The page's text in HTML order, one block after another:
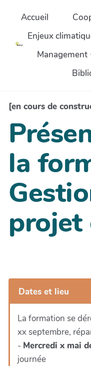
Aller au contenu
Accueil
Enjeux
Management
[en cours de
la
projet
Dates et lieu
La formation se
xx septembre,
- Mercredi x mai
journée